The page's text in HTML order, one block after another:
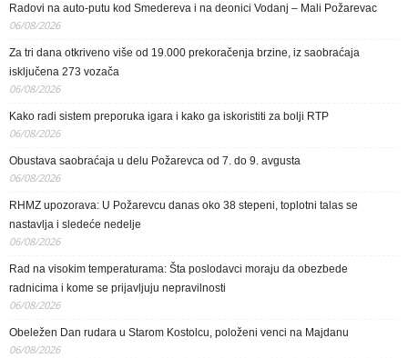
Radovi na auto-putu kod Smedereva i na deonici Vodanj – Mali Požarevac
06/08/2026
Za tri dana otkriveno više od 19.000 prekoračenja brzine, iz saobraćaja
isključena 273 vozača
06/08/2026
Kako radi sistem preporuka igara i kako ga iskoristiti za bolji RTP
06/08/2026
Obustava saobraćaja u delu Požarevca od 7. do 9. avgusta
06/08/2026
RHMZ upozorava: U Požarevcu danas oko 38 stepeni, toplotni talas se
nastavlja i sledeće nedelje
06/08/2026
Rad na visokim temperaturama: Šta poslodavci moraju da obezbede
radnicima i kome se prijavljuju nepravilnosti
06/08/2026
Obeležen Dan rudara u Starom Kostolcu, položeni venci na Majdanu
06/08/2026